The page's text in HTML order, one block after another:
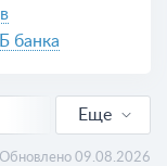
банка
Еще
Обновлено 09.08.2026